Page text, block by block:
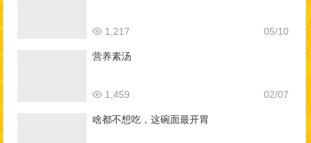
05/10
1,217
营养素汤
02/07
1,459
啥都不想吃，这碗面最开胃